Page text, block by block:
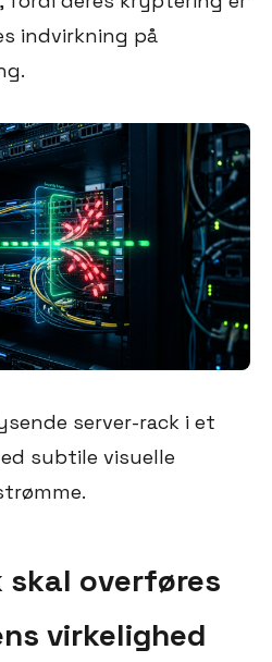
indvirkning på
server-rack i et
subtile visuelle
skal overføres
virkelighed